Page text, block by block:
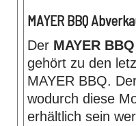
MAYER BBQ
Der MAYER
gehört zu den
MAYER BBQ.
wodurch diese
erhältlich sein